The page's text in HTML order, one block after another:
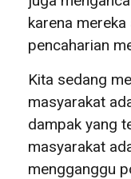
karena
pencaharian
Kita sedang
masyarakat
dampak yang
masyarakat
mengganggu